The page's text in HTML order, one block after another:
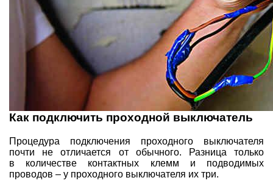
Как подключить проходной выключатель
Процедура подключения проходного выключателя
почти не отличается от обычного. Разница только
в количестве контактных клемм и подводимых
проводов – у проходного выключателя их три.